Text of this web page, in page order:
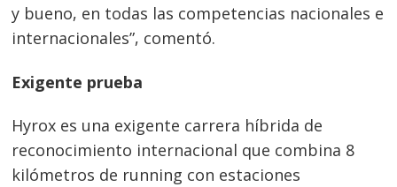
y bueno, en todas las competencias nacionales e
internacionales”, comentó.
Exigente prueba
Hyrox es una exigente carrera híbrida de
reconocimiento internacional que combina 8
kilómetros de running con estaciones